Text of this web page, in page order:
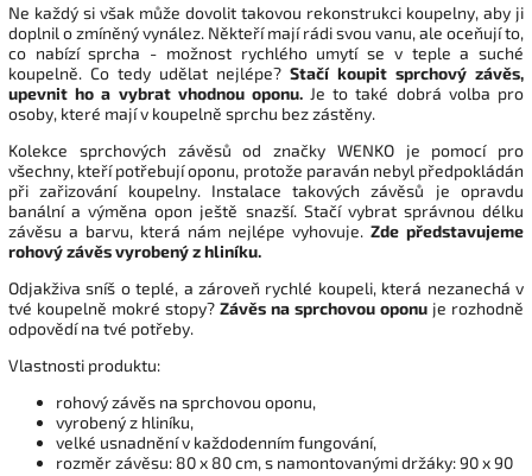
Ne každý si však může dovolit takovou rekonstrukci koupelny, aby ji
doplnil o zmíněný vynález. Někteří mají rádi svou vanu, ale oceňují to,
co nabízí sprcha - možnost rychlého umytí se v teple a suché
koupelně. Co tedy udělat nejlépe? Stačí koupit sprchový závěs,
upevnit ho a vybrat vhodnou oponu.Je to také dobrá volba pro
osoby, které mají v koupelně sprchu bez zástěny.
Kolekce sprchových závěsů od značky WENKO je pomocí pro
všechny, kteří potřebují oponu, protože paraván nebyl předpokládán
při zařizování koupelny. Instalace takových závěsů je opravdu
banální a výměna opon ještě snazší. Stačí vybrat správnou délku
závěsu a barvu, která nám nejlépe vyhovuje. Zde představujeme
rohový závěs vyrobený z hliníku.
Odjakživa sníš o teplé, a zároveň rychlé koupeli, která nezanechá v
tvé koupelně mokré stopy? Závěs na sprchovou oponu je rozhodně
odpovědí na tvé potřeby.
Vlastnosti produktu:
rohový závěs na sprchovou oponu,
vyrobený z hliníku,
velké usnadnění v každodenním fungování,
rozměr závěsu: 80 x 80 cm, s namontovanými držáky: 90 x 90